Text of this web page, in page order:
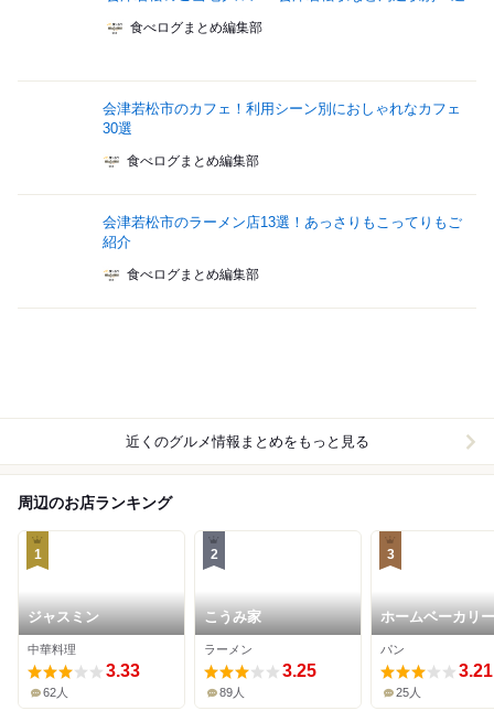
食べログまとめ編集部
会津若松市のカフェ！利用シーン別におしゃれなカフェ
30選
食べログまとめ編集部
会津若松市のラーメン店13選！あっさりもこってりもご
紹介
食べログまとめ編集部
近くのグルメ情報まとめをもっと見る
周辺のお店ランキング
1
ジャスミン
中華料理
3.33
62人
2
こうみ家
ラーメン
3.25
89人
3
ホームベーカリ
ビヤマ
パン
3.21
25人